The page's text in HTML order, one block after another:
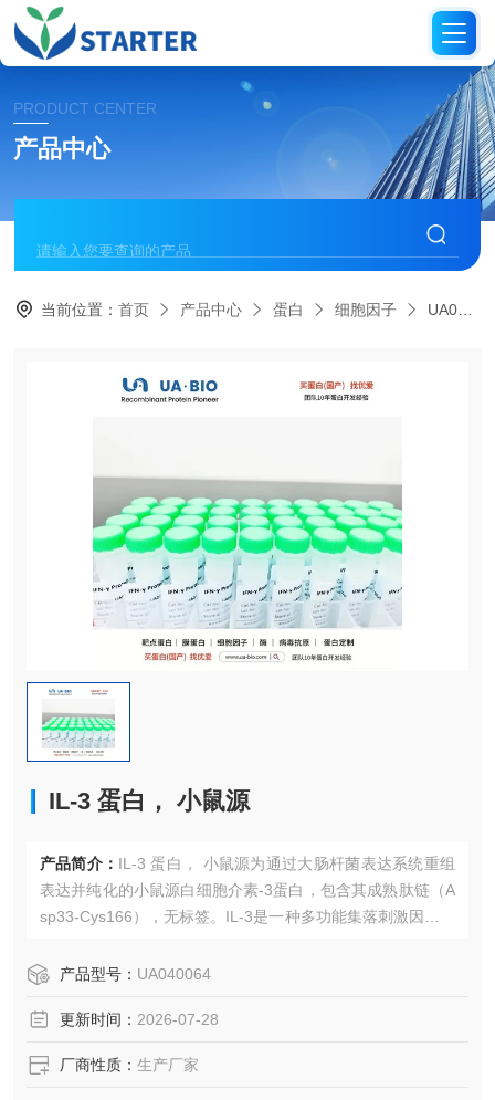
PRODUCT CENTER
产品中心
当前位置：首页 产品中心 蛋白 细胞因子 UA040064IL-3 蛋白， 小鼠源
IL-3 蛋白， 小鼠源
产品简介： IL-3 蛋白， 小鼠源为通过大肠杆菌表达系统重组
表达并纯化的小鼠源白细胞介素-3蛋白，包含其成熟肽链（A
sp33-Cys166），无标签。IL-3是一种多功能集落刺激因子，
嗜酸性粒细胞、巨核细胞等）的增殖、分化与存活，并在炎
活性，适用于小鼠造血、免疫及炎症相关研究。
产品型号： UA040064
更新时间： 2026-07-28
厂商性质： 生产厂家